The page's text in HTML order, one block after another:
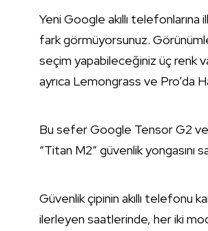
Yeni Google akıllı telefonlarına
fark görmüyorsunuz.
seçim yapabileceğiniz üç renk
ayrıca Lemongrass ve Pro’da
Bu sefer Google Tensor G2 ve
“Titan M2” güvenlik yongasını
Güvenlik çipinin akıllı telefonu
ilerleyen saatlerinde, her iki